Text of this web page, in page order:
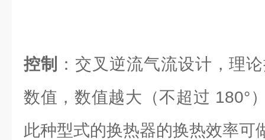
控制
：交叉逆流气流设计，理
数值，数值越大（不超过 180°
此种型式的换热器的换热效率可